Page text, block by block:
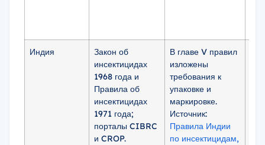
Индия
Закон об
инсектицидах
1968 года и
Правила об
инсектицидах
1971 года;
порталы CIBRC
и CROP.
В главе V правил
изложены
требования к
упаковке и
маркировке.
Источник:
Правила Индии
по инсектицидам,